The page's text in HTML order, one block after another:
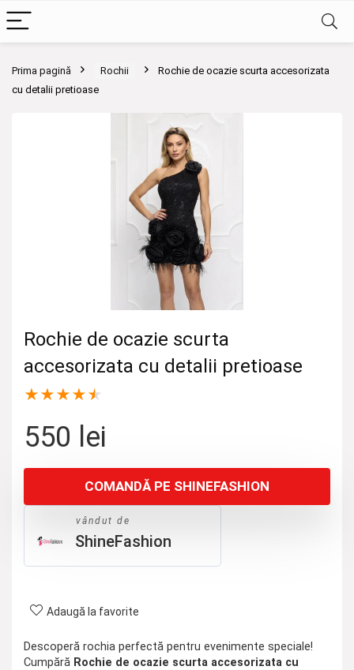
Prima pagină Rochii
Rochie de ocazie scurta accesorizata
cu detalii pretioase
Rochie de ocazie scurta
accesorizata cu detalii pretioase
★★★★★
550 lei
COMANDĂ PE SHINEFASHION
vândut de
ShineFashion
Adaugă la favorite
Descoperă rochia perfectă pentru evenimente speciale!
Cumpără Rochie de ocazie scurta accesorizata cu